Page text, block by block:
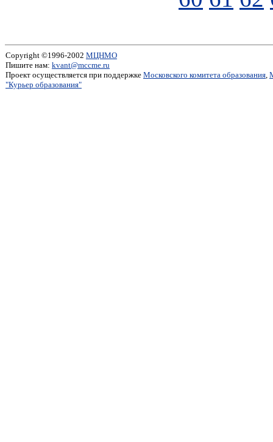
Copyright ©1996-2002 МЦНМО
Пишите нам: kvant@mccme.ru
Проект осуществляется при поддержке Московского комитета образования,
"Курьер образования"